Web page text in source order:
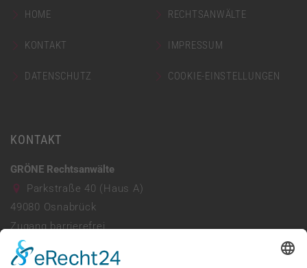
HOME RECHTSANWÄLTE
KONTAKT IMPRESSUM
DATENSCHUTZ COOKIE-EINSTELLUNGEN
KONTAKT
GRÖNE Rechtsanwälte
Parkstraße 40 (Haus A)
49080 Osnabrück
Zugang barrierefrei
Parkhaus vorhanden